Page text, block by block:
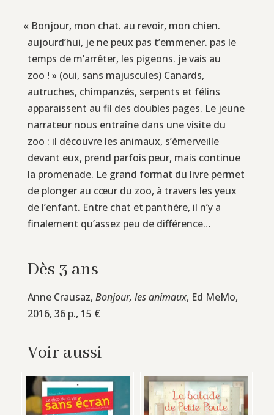
« Bonjour, mon chat. au revoir, mon chien.
aujourd’hui, je ne peux pas t’emmener. pas le
temps de m’arrêter, les pigeons. je vais au
zoo ! » (oui, sans majuscules) Canards,
autruches, chimpanzés, serpents et félins
apparaissent au fil des doubles pages. Le jeune
narrateur nous entraîne dans une visite du
zoo : il découvre les animaux, s’émerveille
devant eux, prend parfois peur, mais continue
la promenade. Le grand format du livre permet
de plonger au cœur du zoo, à travers les yeux
de l’enfant. Entre chat et panthère, il n’y a
finalement qu’assez peu de différence…
Dès 3 ans
Anne Crausaz, Bonjour, les animaux, Ed MeMo,
2016, 36 p., 15 €
Voir aussi